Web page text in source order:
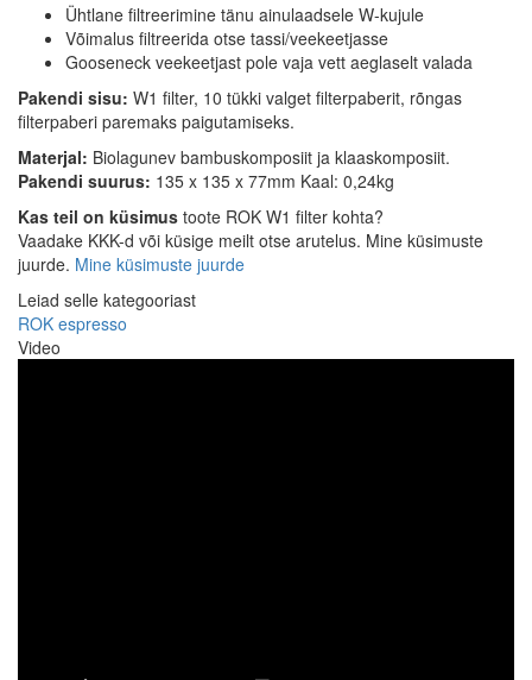
Ühtlane filtreerimine tänu ainulaadsele W-kujule
Võimalus filtreerida otse tassi/veekeetjasse
Gooseneck veekeetjast pole vaja vett aeglaselt valada
Pakendi sisu: W1 filter, 10 tükki valget filterpaberit, rõngas
filterpaberi paremaks paigutamiseks.
Materjal: Biolagunev bambuskomposiit ja klaaskomposiit.
Pakendi suurus: 135 x 135 x 77mm Kaal: 0,24kg
Kas teil on küsimus toote ROK W1 filter kohta?
Vaadake KKK-d või küsige meilt otse arutelus. Mine küsimuste
juurde. Mine küsimuste juurde
Leiad selle kategooriast
ROK espresso
Video